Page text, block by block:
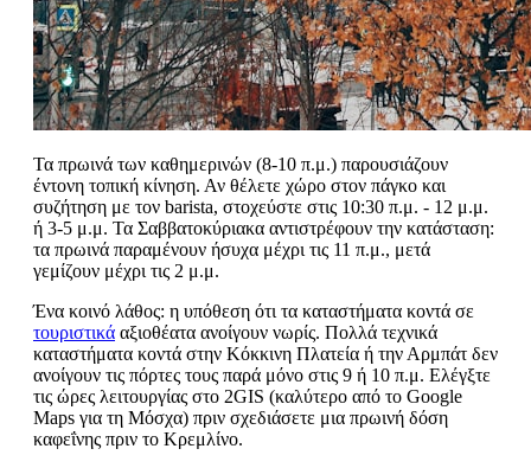
Τα πρωινά των καθημερινών (8-10 π.μ.) παρουσιάζουν
έντονη τοπική κίνηση. Αν θέλετε χώρο στον πάγκο και
συζήτηση με τον barista, στοχεύστε στις 10:30 π.μ. - 12 μ.μ.
ή 3-5 μ.μ. Τα Σαββατοκύριακα αντιστρέφουν την κατάσταση:
τα πρωινά παραμένουν ήσυχα μέχρι τις 11 π.μ., μετά
γεμίζουν μέχρι τις 2 μ.μ.
Ένα κοινό λάθος: η υπόθεση ότι τα καταστήματα κοντά σε
τουριστικά αξιοθέατα ανοίγουν νωρίς. Πολλά τεχνικά
καταστήματα κοντά στην Κόκκινη Πλατεία ή την Αρμπάτ δεν
ανοίγουν τις πόρτες τους παρά μόνο στις 9 ή 10 π.μ. Ελέγξτε
τις ώρες λειτουργίας στο 2GIS (καλύτερο από το Google
Maps για τη Μόσχα) πριν σχεδιάσετε μια πρωινή δόση
καφεΐνης πριν το Κρεμλίνο.